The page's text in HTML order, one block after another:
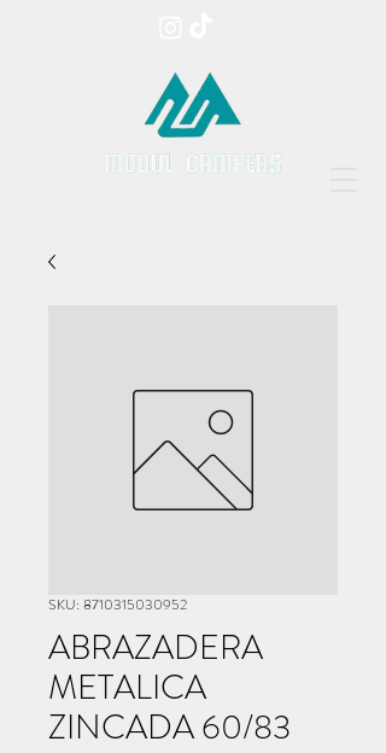
SKU: 8710315030952
ABRAZADERA
METALICA
ZINCADA 60/83